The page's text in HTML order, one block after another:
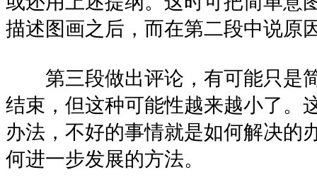
描述图画之后，而在第二段中说原
第三段做出评论，有可能只是
结束，但这种可能性越来越小了。
办法，不好的事情就是如何解决的
何进一步发展的方法。